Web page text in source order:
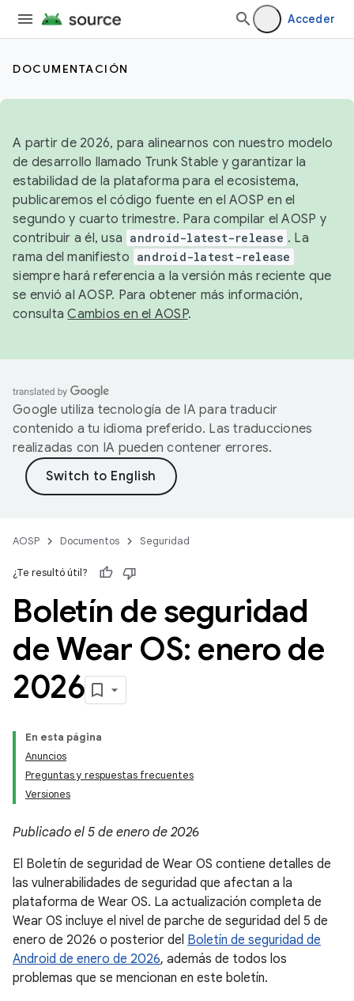
Acceder
DOCUMENTACIÓN
A partir de 2026, para alinearnos con nuestro modelo
de desarrollo llamado Trunk Stable y garantizar la
estabilidad de la plataforma para el ecosistema,
publicaremos el código fuente en el AOSP en el
segundo y cuarto trimestre. Para compilar el AOSP y
contribuir a él, usa android-latest-release . La
rama del manifiesto android-latest-release
siempre hará referencia a la versión más reciente que
se envió al AOSP. Para obtener más información,
consultaCambios en el AOSP.
Google utiliza tecnología de IA para traducir
contenido a tu idioma preferido. Las traducciones
realizadas con IA pueden contener errores.
AOSP Documentos Seguridad
¿Te resultó útil?
Boletín de seguridad
de Wear OS: enero de
2026
En esta página
Anuncios
Preguntas y respuestas frecuentes
Versiones
Publicado el 5 de enero de 2026
El Boletín de seguridad de Wear OS contiene detalles de
las vulnerabilidades de seguridad que afectan a la
plataforma de Wear OS. La actualización completa de
Wear OS incluye el nivel de parche de seguridad del 5 de
enero de 2026 o posterior del Boletín de seguridad de
Android de enero de 2026, además de todos los
problemas que se mencionan en este boletín.